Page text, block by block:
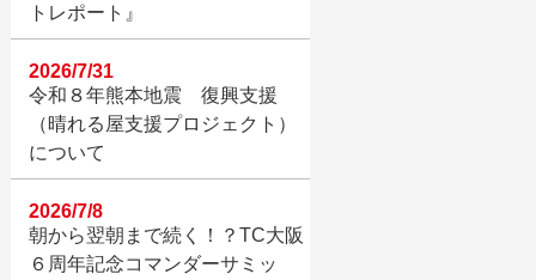
トレポート』
令和８年熊本地震 復興支援
（晴れる屋支援プロジェクト）
について
2026/7/31
朝から翌朝まで続く！？TC大阪
６周年記念コマンダーサミッ
2026/7/8